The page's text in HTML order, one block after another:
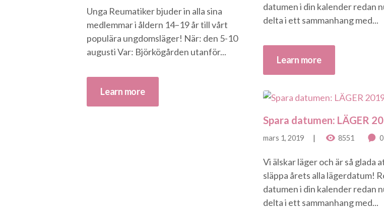
datumen i din kalender redan
delta i ett sammanhang med...
Learn more
Unga Reumatiker bjuder in alla sina
medlemmar i åldern 14–19 år till vårt
populära ungdomsläger! När: den 5-10
augusti Var: Björkögården utanför...
Learn more
Spara datumen: LÄGER
mars 1, 2019 8551 0
Vi älskar läger och är så glada
släppa årets alla lägerdatum!
datumen i din kalender redan
delta i ett sammanhang med...